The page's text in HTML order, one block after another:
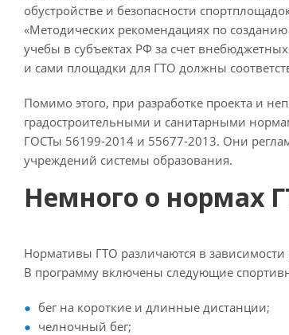
обустройстве и безопасности
«Методических рекомендациях по
учебы в субъектах РФ за счет
и сами площадки для ГТО должны
Помимо этого, при разработке проекта и
градостроительными и санитарными
ГОСТы 56199-2014 и 55677-2013. Они
учреждений системы образования.
Немного о нормах
Нормативы ГТО различаются в
В программу включены следующие
бег на короткие и длинные дистанции;
челночный бег;